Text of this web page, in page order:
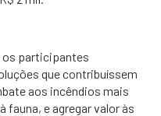
os participantes
que contribuíssem
aos incêndios mais
e agregar valor às